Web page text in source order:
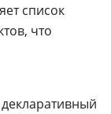
список
что